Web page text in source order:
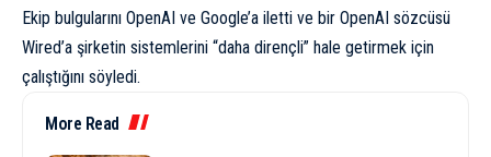
Ekip bulgularını OpenAI ve Google’a iletti ve bir OpenAI sözcüsü
Wired’a şirketin sistemlerini “daha dirençli” hale getirmek için
çalıştığını söyledi.
More Read